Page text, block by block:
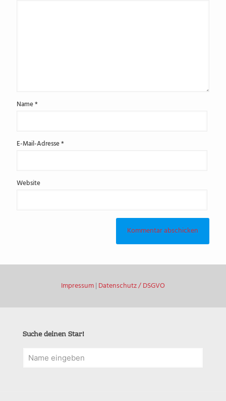
Name*
E-Mail-Adresse*
Website
Impressum| Datenschutz / DSGVO
Suche deinen Star!